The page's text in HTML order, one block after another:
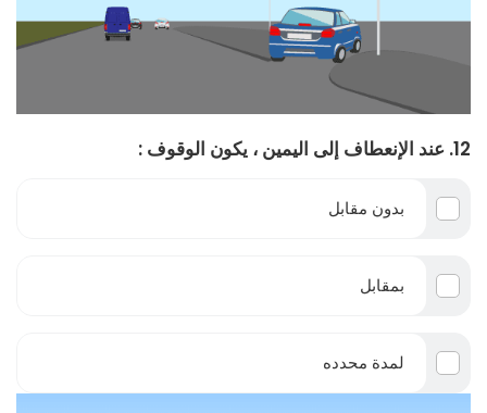
12. عند الإنعطاف إلى اليمين ، يكون الوقوف :
بدون مقابل
بمقابل
لمدة محدده